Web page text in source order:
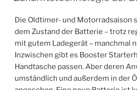
Die Oldtimer- und Motorradsaison
dem Zustand der Batterie – trotz
mit gutem Ladegerät – manchmal
Inzwischen gibt es Booster
Handtasche passen. Aber deren
umständlich und außerdem in der